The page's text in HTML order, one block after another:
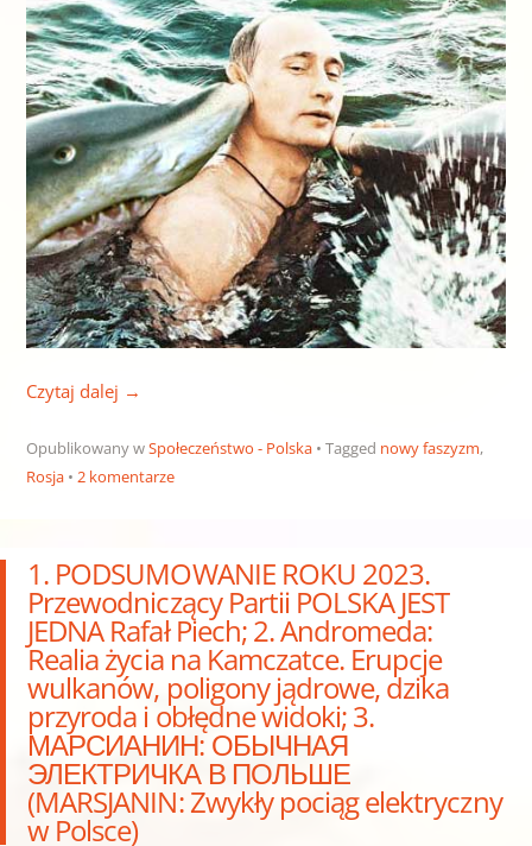
Czytaj dalej →
Opublikowany wSpołeczeństwo - Polska Tagged nowy faszyzm,
Rosja
2 komentarze
1. PODSUMOWANIE ROKU 2023.
Przewodniczący Partii POLSKA JEST
JEDNA Rafał Piech; 2. Andromeda:
Realia życia na Kamczatce. Erupcje
wulkanów, poligony jądrowe, dzika
przyroda i obłędne widoki; 3.
МАРСИАНИН: ОБЫЧНАЯ
ЭЛЕКТРИЧКА В ПОЛЬШЕ
(MARSJANIN: Zwykły pociąg elektryczny
w Polsce)